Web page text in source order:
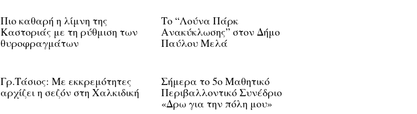
Πιο καθαρή η λίμνη της
Καστοριάς με τη ρύθμιση των
θυροφραγμάτων
Το “Λούνα Πάρκ
Ανακύκλωσης” στον Δήμο
Παύλου Μελά
Γρ.Τάσιος: Με εκκρεμότητες
αρχίζει η σεζόν στη Χαλκιδική
Σήμερα το 5ο Μαθητικό
Περιβαλλοντικό Συνέδριο
«Δρω για την πόλη μου»